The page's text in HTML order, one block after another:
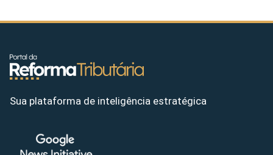
Sua plataforma de inteligência estratégica